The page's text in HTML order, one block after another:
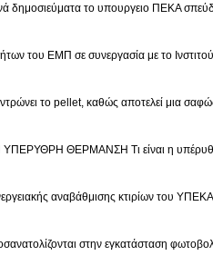
δημοσιεύματα το υπουργειο ΠΕΚΑ
του ΕΜΠ σε συνεργασία με το
το pellet, καθώς αποτελεί μια
ΘΕΡΜΑΝΣΗ Τι είναι η
αναβάθμισης κτιρίων του
στην εγκατάσταση